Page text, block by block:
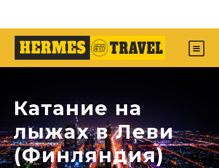
Катание на
лыжах в Леви
(Финляндия)